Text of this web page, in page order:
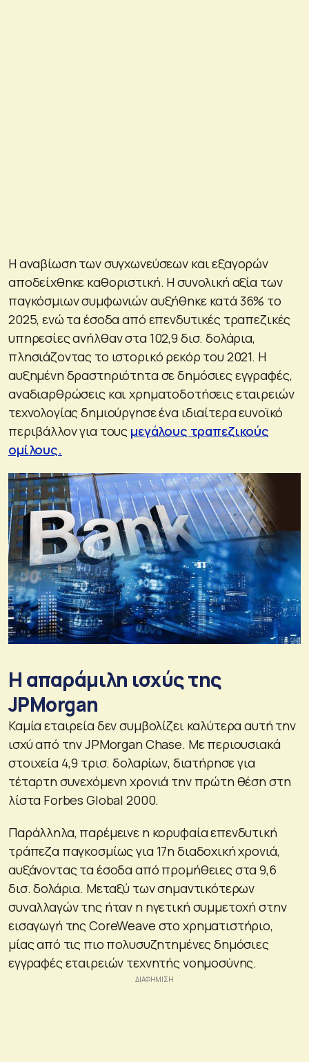
Η αναβίωση των συγχωνεύσεων και εξαγορών
αποδείχθηκε καθοριστική. Η συνολική αξία των
παγκόσμιων συμφωνιών αυξήθηκε κατά 36% το
2025, ενώ τα έσοδα από επενδυτικές τραπεζικές
υπηρεσίες ανήλθαν στα 102,9 δισ. δολάρια,
πλησιάζοντας το ιστορικό ρεκόρ του 2021. Η
αυξημένη δραστηριότητα σε δημόσιες εγγραφές,
αναδιαρθρώσεις και χρηματοδοτήσεις εταιρειών
τεχνολογίας δημιούργησε ένα ιδιαίτερα ευνοϊκό
περιβάλλον για τους μεγάλους τραπεζικούς
ομίλους.
Η απαράμιλη ισχύς της
JPMorgan
Καμία εταιρεία δεν συμβολίζει καλύτερα αυτή την
ισχύ από την JPMorgan Chase. Με περιουσιακά
στοιχεία 4,9 τρισ. δολαρίων, διατήρησε για
τέταρτη συνεχόμενη χρονιά την πρώτη θέση στη
λίστα Forbes Global 2000.
Παράλληλα, παρέμεινε η κορυφαία επενδυτική
τράπεζα παγκοσμίως για 17η διαδοχική χρονιά,
αυξάνοντας τα έσοδα από προμήθειες στα 9,6
δισ. δολάρια. Μεταξύ των σημαντικότερων
συναλλαγών της ήταν η ηγετική συμμετοχή στην
εισαγωγή της CoreWeave στο χρηματιστήριο,
μίας από τις πιο πολυσυζητημένες δημόσιες
εγγραφές εταιρειών τεχνητής νοημοσύνης.